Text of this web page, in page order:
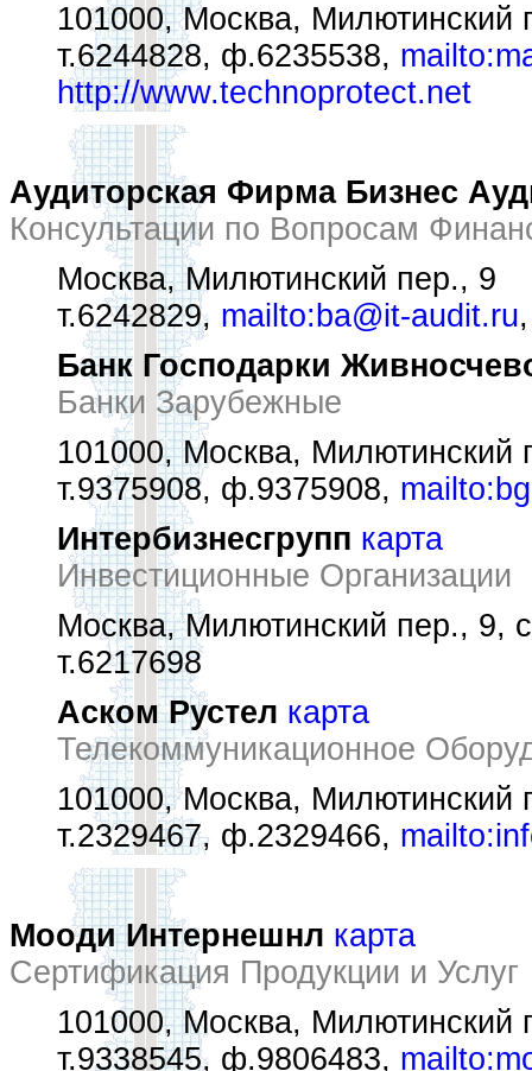
101000, Москва, Милютинский
т.6244828, ф.6235538,
http://www.technoprotect.net
Аудиторская Фирма Бизнес
Консультации по Вопросам
Москва, Милютинский пер., 9
т.6242829, mailto:ba@it-audit.ru
Банк Господарки
Банки Зарубежные
101000, Москва, Милютинский
т.9375908, ф.9375908,
Интербизнесгрупп карта
Инвестиционные Организации
Москва, Милютинский пер., 9,
т.6217698
Аском Рустел карта
Телекоммуникационное
101000, Москва, Милютинский
т.2329467, ф.2329466,
Мооди Интернешнл карта
Сертификация Продукции и Услуг
101000, Москва, Милютинский
т.9338545, ф.9806483,